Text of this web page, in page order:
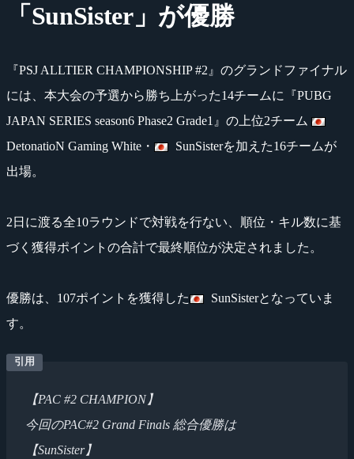
「SunSister」が優勝
『PSJ ALLTIER CHAMPIONSHIP #2』のグランドファイナル
には、本大会の予選から勝ち上がった14チームに『PUBG
JAPAN SERIES season6 Phase2 Grade1』の上位2チーム
DetonatioN Gaming White・
SunSisterを加えた16チームが
出場。
2日に渡る全10ラウンドで対戦を行ない、順位・キル数に基
づく獲得ポイントの合計で最終順位が決定されました。
優勝は、107ポイントを獲得した
SunSisterとなっていま
す。
【PAC #2 CHAMPION】
今回のPAC#2 Grand Finals 総合優勝は
【SunSister】